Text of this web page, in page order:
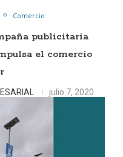
Comercio
publicitaria
el comercio
julio 7, 2020